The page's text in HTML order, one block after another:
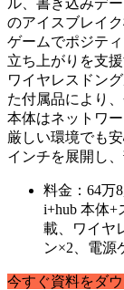
のアイスブレイ
ゲームでポジテ
立ち上がりを支
ワイヤレスドン
た付属品により
本体はネットワ
厳しい環境でも
インチを展開し
料金：64万
i+hub 本体+
載、ワイヤ
ン×2、電源
今すぐ資料をダ